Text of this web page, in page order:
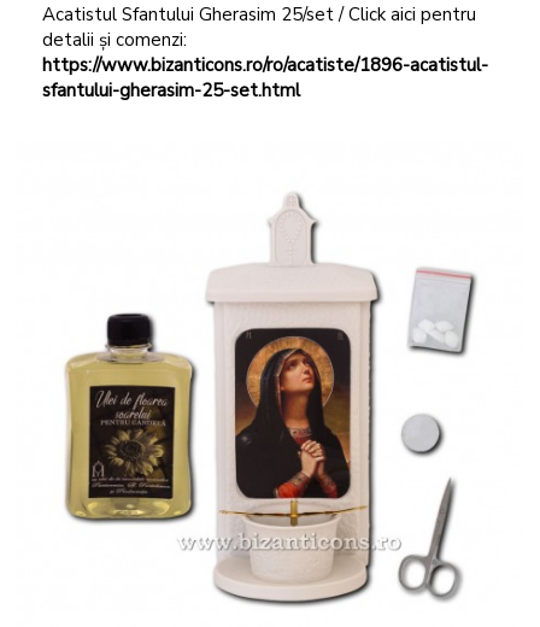
Acatistul Sfantului Gherasim 25/set / Click aici pentru
detalii și comenzi:
https://www.bizanticons.ro/ro/acatiste/1896-acatistul-
sfantului-gherasim-25-set.html